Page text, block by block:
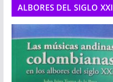
ALBORES DEL SIGLO XXI